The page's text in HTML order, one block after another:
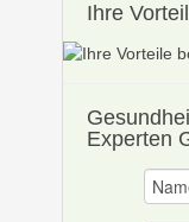
Ihre
Experten